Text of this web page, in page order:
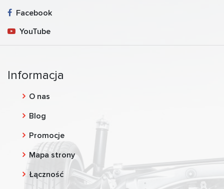
Facebook
YouTube
Informacja
O nas
Blog
Promocje
Mapa strony
Łączność